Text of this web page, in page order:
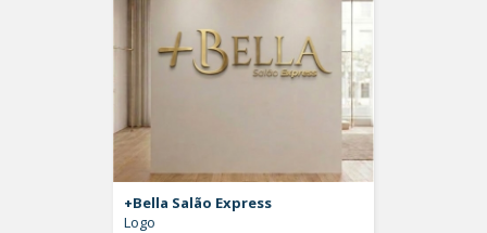
+Bella Salão Express
Logo